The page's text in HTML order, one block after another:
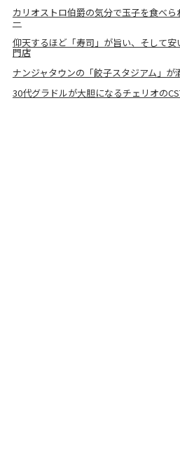
カリオストロ伯爵の気分で玉子を食べ
ー
仰天するほど「寿司」が旨い、そして
門店
ナンジャタウンの「餃子スタジアム」が
30代グラドルが大胆になるチェリオの